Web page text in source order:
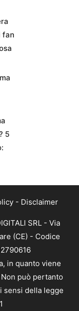
fan
5
- Disclaimer
SRL - Via
(CE) - Codice
in quanto viene
può pertanto
sensi della legge